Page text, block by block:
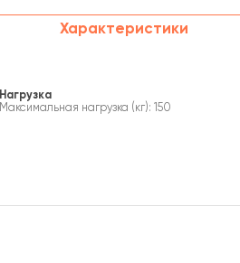
Характеристики
Нагрузка
Максимальная нагрузка (кг): 150